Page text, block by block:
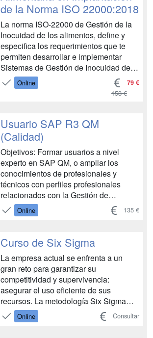
de la Norma ISO 22000:2018
La norma ISO-22000 de Gestión de la
Inocuidad de los alimentos, define y
especifica los requerimientos que te
permiten desarrollar e implementar
Sistemas de Gestión de Inocuidad de
los Alimentos. Los Sistemas de Gestión
de Inocuidad de los Alimentos
Alimentaria durante ...
Online 79 €
158 €
Usuario SAP R3 QM
(Calidad)
Objetivos: Formar usuarios a nivel
experto en SAP QM, o ampliar los
conocimientos de profesionales y
técnicos con perfiles profesionales
relacionados con la Gestión de
Calidad, englobados en el área de
logística. Conocer a nivel usuario
Creación de los datos necesarios para
la gestión de calidad, maestro de
materiales, plan...
Online 135 €
Curso de Six Sigma
La empresa actual se enfrenta a un
gran reto para garantizar su
competitividad y supervivencia:
asegurar el uso eficiente de sus
recursos. La metodología Six Sigma
permite afrontar los retos más exigentes
en términos de calidad, flexibilidad en
Online Consultar